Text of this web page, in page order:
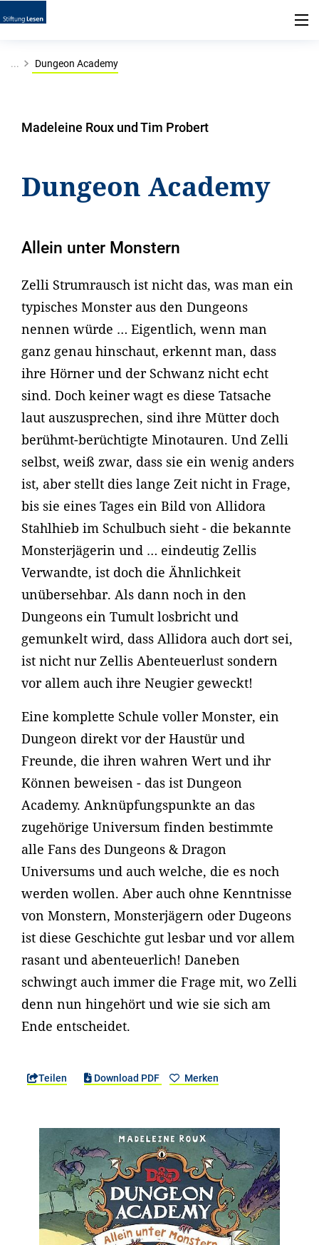
... Dungeon Academy
Madeleine Roux und Tim Probert
Dungeon Academy
Allein unter Monstern
Zelli Strumrausch ist nicht das, was man ein
typisches Monster aus den Dungeons
nennen würde … Eigentlich, wenn man
ganz genau hinschaut, erkennt man, dass
ihre Hörner und der Schwanz nicht echt
sind. Doch keiner wagt es diese Tatsache
laut auszusprechen, sind ihre Mütter doch
berühmt-berüchtigte Minotauren. Und Zelli
selbst, weiß zwar, dass sie ein wenig anders
ist, aber stellt dies lange Zeit nicht in Frage,
bis sie eines Tages ein Bild von Allidora
Stahlhieb im Schulbuch sieht - die bekannte
Monsterjägerin und … eindeutig Zellis
Verwandte, ist doch die Ähnlichkeit
unübersehbar. Als dann noch in den
Dungeons ein Tumult losbricht und
gemunkelt wird, dass Allidora auch dort sei,
ist nicht nur Zellis Abenteuerlust sondern
vor allem auch ihre Neugier geweckt!
Eine komplette Schule voller Monster, ein
Dungeon direkt vor der Haustür und
Freunde, die ihren wahren Wert und ihr
Können beweisen - das ist Dungeon
Academy. Anknüpfungspunkte an das
zugehörige Universum finden bestimmte
alle Fans des Dungeons & Dragon
Universums und auch welche, die es noch
werden wollen. Aber auch ohne Kenntnisse
von Monstern, Monsterjägern oder Dugeons
ist diese Geschichte gut lesbar und vor allem
rasant und abenteuerlich! Daneben
schwingt auch immer die Frage mit, wo Zelli
denn nun hingehört und wie sie sich am
Ende entscheidet.
Teilen Download PDF Merken